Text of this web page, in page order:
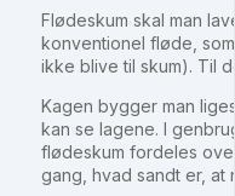
Flødeskum skal man
konventionel fløde,
ikke blive til skum). Til
Kagen bygger man
kan se lagene. I
flødeskum fordeles
gang, hvad sandt er, at